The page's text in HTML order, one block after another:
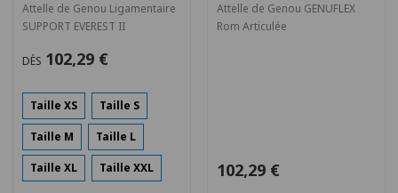
Attelle de Genou Ligamentaire
SUPPORT EVEREST II
DÈS 102,29 €
Taille XS Taille S
Taille M Taille L
Taille XL Taille XXL
Attelle de Genou GENUFLEX
Rom Articulée
102,29 €